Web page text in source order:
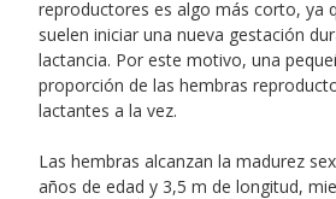
reproductores es algo más corto, ya
suelen iniciar una nueva gestación
lactancia. Por este motivo, una
proporción de las hembras
lactantes a la vez.
Las hembras alcanzan la madurez
años de edad y 3,5 m de longitud,